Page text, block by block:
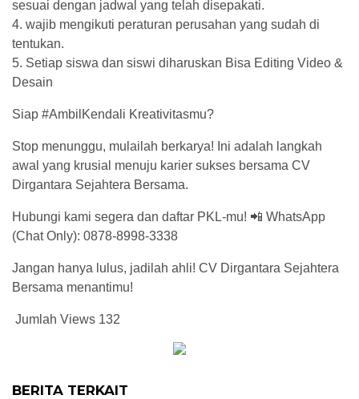
sesuai dengan jadwal yang telah disepakati.
4. ⁠wajib mengikuti peraturan perusahan yang sudah di
tentukan.
5. ⁠Setiap siswa dan siswi diharuskan Bisa Editing Video &
Desain
Siap #AmbilKendali Kreativitasmu?
Stop menunggu, mulailah berkarya! Ini adalah langkah
awal yang krusial menuju karier sukses bersama CV
Dirgantara Sejahtera Bersama.
Hubungi kami segera dan daftar PKL-mu! 📲 WhatsApp
(Chat Only): 0878-8998-3338
Jangan hanya lulus, jadilah ahli! CV Dirgantara Sejahtera
Bersama menantimu!
Jumlah Views 132
BERITA TERKAIT